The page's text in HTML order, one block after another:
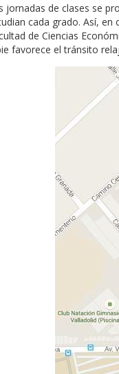
jornadas de clases se
cada grado. Así, en
de Ciencias
favorece el tránsito